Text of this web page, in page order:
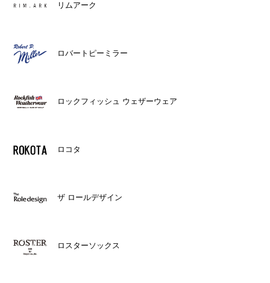
リムアーク
ロバートピーミラー
ロックフィッシュ ウェザーウェア
ロコタ
ザ ロールデザイン
ロスターソックス